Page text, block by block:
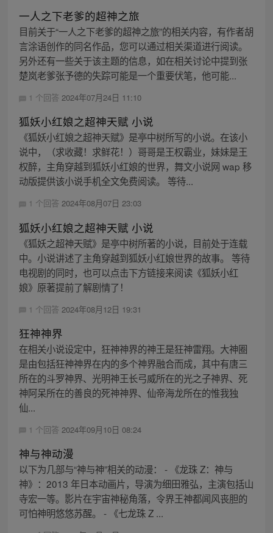
一人之下老爹的超神之旅
目前关于“一人之下老爹的超神之旅”的相关内容，有作者胡
言涂语创作的同名作品，您可以通过相关渠道进行阅读。
另外还有一些关于该主题的信息，如在相关讨论中提到张
楚岚老爹张予德的失踪可能是一个重要伏笔，他可能...
1 个回答 2024年07月24日 11:10
狐妖小红娘之超神天赋 小说
《狐妖小红娘之超神天赋》是亭中树所写的小说。在该小
说中，（求收藏！求鲜花！）哥哥是王权霸业，妹妹是王
权醉，主角穿越到狐妖小红娘的世界，舞文小说网 wap 移
动版提供该小说手机全文免费阅读。 等待...
1 个回答 2024年08月07日 23:03
狐妖小红娘之超神天赋 小说
《狐妖之超神天赋》是亭中树所著的小说，目前处于连载
中。小说讲述了主角穿越到狐妖小红娘世界的故事。 等待
电视剧的同时，也可以点击下方链接来阅读《狐妖小红
娘》原著提前了解剧情了！
1 个回答 2024年08月12日 19:31
狂神神界
在相关小说设定中，狂神神界的神王是狂神雷翔。大神圈
是由包括狂神神界在内的多个神界融合而成，其中有唐三
所在的斗罗神界、光明神王长弓威所在的光之子神界、死
神阿呆所在的善良的死神神界、仙帝海龙所在的惟我独
仙...
1 个回答 2024年09月10日 08:24
神与神动漫
以下为几部与“神与神”相关的动漫： - 《龙珠 Z：神与
神》：2013 年日本动画片，导演为细田雅弘，主演包括山
寺宏一等。影片在宇宙神秘角落，令界王神都闻风丧胆的
可怕神明悠悠苏醒。 - 《七龙珠 Z ...